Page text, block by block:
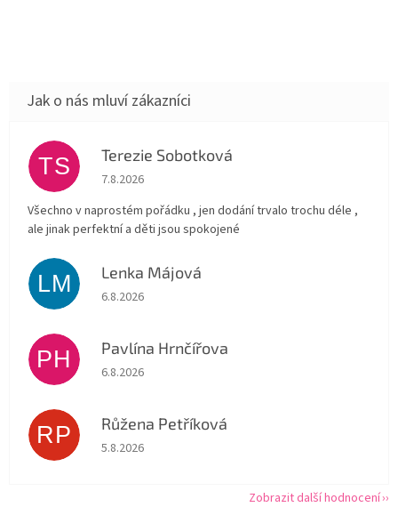
TS Terezie Sobotková
Hodnocení obchodu je 5 z 5 hvězdiček.
7.8.2026
Všechno v naprostém pořádku , jen dodání trvalo trochu déle ,
ale jinak perfektní a děti jsou spokojené
LM Lenka Májová
Hodnocení obchodu je 5 z 5 hvězdiček.
6.8.2026
PH Pavlína Hrnčířova
Hodnocení obchodu je 5 z 5 hvězdiček.
6.8.2026
RP Růžena Petříková
Hodnocení obchodu je 5 z 5 hvězdiček.
5.8.2026
Zobrazit další hodnocení